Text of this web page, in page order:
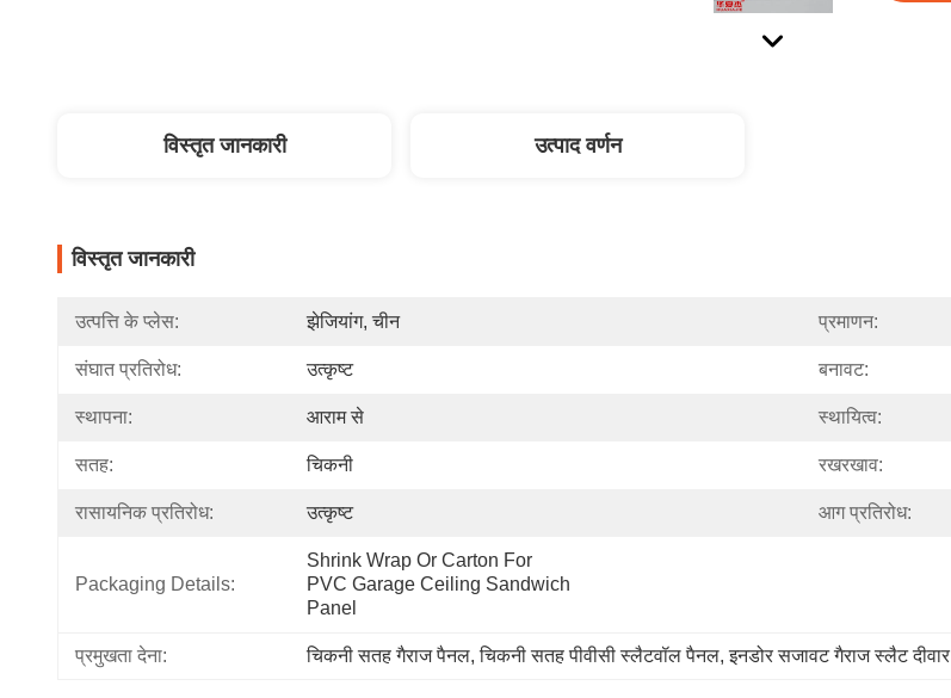
विस्तृत जानकारी उत्पाद वर्णन
विस्तृत जानकारी
उत्पत्ति के प्लेस: झेजियांग, चीन प्रमाणन:
संघात प्रतिरोध: उत्कृष्ट बनावट:
स्थापना: आराम से स्थायित्व:
सतह: चिकनी रखरखाव:
रासायनिक प्रतिरोध: उत्कृष्ट आग प्रतिरोध:
Packaging Details:
Shrink Wrap Or Carton For
PVC Garage Ceiling Sandwich
Panel
प्रमुखता देना: चिकनी सतह गैराज पैनल, चिकनी सतह पीवीसी स्लैटवॉल पैनल, इनडोर सजावट गैराज स्लैट दीवार